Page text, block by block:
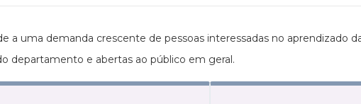
uma demanda crescente de pessoas interessadas no aprendizado
departamento e abertas ao público em geral.